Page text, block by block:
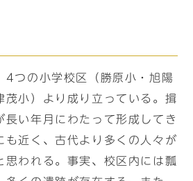
4つの小学校区（勝原小・旭陽
茂小）より成り立っている。揖
長い年月にわたって形成してき
も近く、古代より多くの人々が
思われる。事実、校区内には瓢